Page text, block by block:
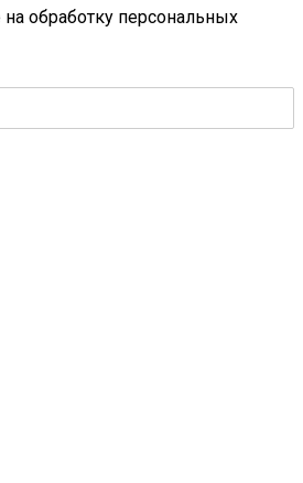
обработку персональных